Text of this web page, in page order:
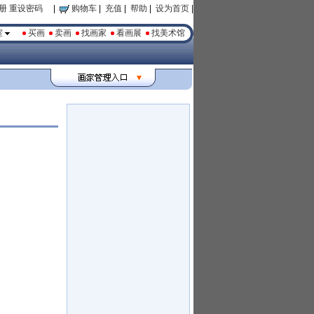
重设密码 购物车 充值 帮助 设为首页
买画 卖画 找画家 看画展 找美术馆